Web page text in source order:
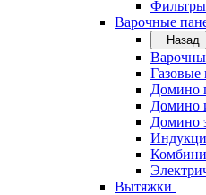
Варочные
Назад
Газовые
Домино
Домино
Домино
Вытяжки